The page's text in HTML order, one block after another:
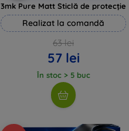
3mk Pure Matt Sticlă de protecție
Realizat la comandă
63 lei
57 lei
În stoc > 5 buc